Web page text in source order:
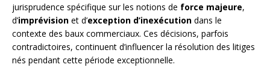
jurisprudence spécifique sur les notions de force majeure,
d’imprévision et d’exception d’inexécution dans le
contexte des baux commerciaux. Ces décisions, parfois
contradictoires, continuent d’influencer la résolution des litiges
nés pendant cette période exceptionnelle.